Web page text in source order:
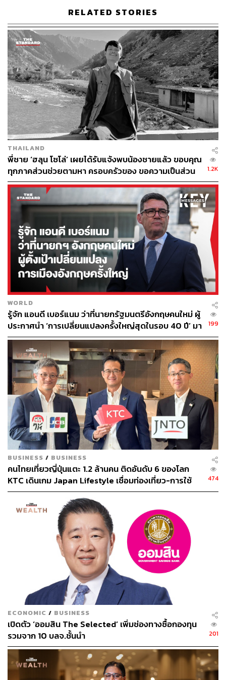
อเมริกามีอัตราการเสียชีวิตสูงถึงประมาณ 30-50%
อีกจุดที่ควรรู้คือ ระยะฟักตัวค่อนข้างกว้าง ตั้งแต่ประมาณ 4-
42 วัน หมายความว่าบางคนอาจเริ่มมีอาการหลังกลับจาก
ทริปไปแล้วหลายสัปดาห์
แล้วนักเดินทางอย่างเราควรกังวลไหม
ผู้เชี่ยวชาญหลายคนมองว่า ‘ยังไม่ต้องตื่นตระหนก’ เพราะ
Hantavirus ไม่ใช่โรคที่แพร่กระจายง่ายในชีวิตประจำวัน
และเรือสำราญเองก็ไม่ใช่พื้นที่เสี่ยงหลักของโรคนี้
อย่างไรก็ตาม ความเสี่ยงจะเพิ่มขึ้นหากเดินทางไปยังพื้นที่
ธรรมชาติ พื้นที่ชนบท หรือสถานที่ที่มีสัตว์ฟันแทะจำนวน
มาก เช่น แคมป์ปิง เดินป่า พักกระท่อมกลางธรรมชาติ หรือ
เข้าไปในพื้นที่ปิดร้างที่อาจมีหนูอาศัยอยู่
โดยเฉพาะคนที่กำลังเดินทางไปอเมริกาใต้ในช่วงนี้ ควร
ระมัดระวังมากขึ้นเป็นพิเศษ
วิธีป้องกันตัวเองระหว่างเดินทาง
ศูนย์ควบคุมและป้องกันโรคสหรัฐฯ(CDC) แนะนำว่า วิธี
ป้องกันที่สำคัญที่สุดคือหลีกเลี่ยงการสัมผัสสัตว์ฟันแทะและ
พื้นที่ปนเปื้อน โดยสิ่งที่ควรทำ ได้แก่
หลีกเลี่ยงพื้นที่ที่มีร่องรอยหนูหรือมูลสัตว์
หากเข้าพื้นที่ปิดหรือกระท่อมเก่า ควรเปิดระบายอากาศ
ก่อน
ไม่ใช้แก้วน้ำ ช้อนส้อม บุหรี่ หรือบุหรี่ไฟฟ้าร่วมกับผู้อื่น
ล้างมือให้บ่อย โดยเฉพาะหลังทำกิจกรรมกลางแจ้ง
หากเริ่มมีไข้ ปวดเมื่อย หรือหายใจผิดปกติหลังเดินทาง
ควรรีบพบแพทย์และแจ้งประวัติการเดินทางทันที
แม้โอกาสเจอโรคนี้ยังถือว่าต่ำมากเมื่อเทียบกับโรคทางเดิน
หายใจอื่นๆ แต่เหตุการณ์บนเรือสำราญครั้งนี้ก็เป็นอีกครั้งที่
เตือนให้นักเดินทางเห็นว่า โลกหลังโควิดยังเต็มไปด้วยโรค
ต่างๆ มากมายและความเสี่ยงที่เราอาจไม่เคยนึกถึง โดย
เฉพาะเมื่อการท่องเที่ยวเชิงธรรมชาติและการเดินทางระยะ
ไกลกำลังกลับมาคึกคักอีกครั้งในช่วงหลายปีที่ผ่านมา
Shutterstock
เชื้อไวรัสฮันตา (Hanta Virus)
นักท่องเที่ยว
โรคติดต่อ
การป้องกันโรค
เชื้อไวรัสโคโรนา
ไข้หวัด
COVID-19 นักเดินทาง South America
RELATED STORIES
THAILAND
พี่ชาย ‘ฮลุน โซโล่’ เผยได้รับแจ้งพบน้องชายแล้ว ขอบคุณ
ทุกภาคส่วนช่วยตามหา ครอบครัวของ ขอความเป็นส่วน
ตัว งดแพร่ข้อมูลที่ยังไม่ยืนยัน
1.2K
WORLD
รู้จัก แอนดี เบอร์แนม ว่าที่นายกรัฐมนตรีอังกฤษคนใหม่ ผู้
ประกาศนำ ‘การเปลี่ยนแปลงครั้งใหญ่สุดในรอบ 40 ปี’ มา
สู่การเมืองอังกฤษ
199
BUSINESS / BUSINESS
คนไทยเที่ยวญี่ปุ่นแตะ 1.2 ล้านคน ติดอันดับ 6 ของโลก
KTC เดินเกม Japan Lifestyle เชื่อมท่องเที่ยว-การใช้
จ่าย หวังดันยอดเติบโตต่อ
474
ECONOMIC / BUSINESS
เปิดตัว ‘ออมสิน The Selected’ เพิ่มช่องทางซื้อกองทุน
รวมจาก 10 บลจ.ชั้นนำ
201